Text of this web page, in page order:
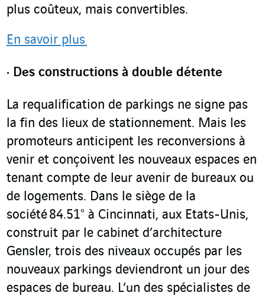
plus coûteux, mais convertibles.
En savoir plus
Des constructions à double détente
La requalification de parkings ne signe pas
la fin des lieux de stationnement. Mais les
promoteurs anticipent les reconversions à
venir et conçoivent les nouveaux espaces en
tenant compte de leur avenir de bureaux ou
de logements. Dans le siège de la
société 84.51° à Cincinnati, aux Etats-Unis,
construit par le cabinet d’architecture
Gensler, trois des niveaux occupés par les
nouveaux parkings deviendront un jour des
espaces de bureau. L’un des spécialistes de